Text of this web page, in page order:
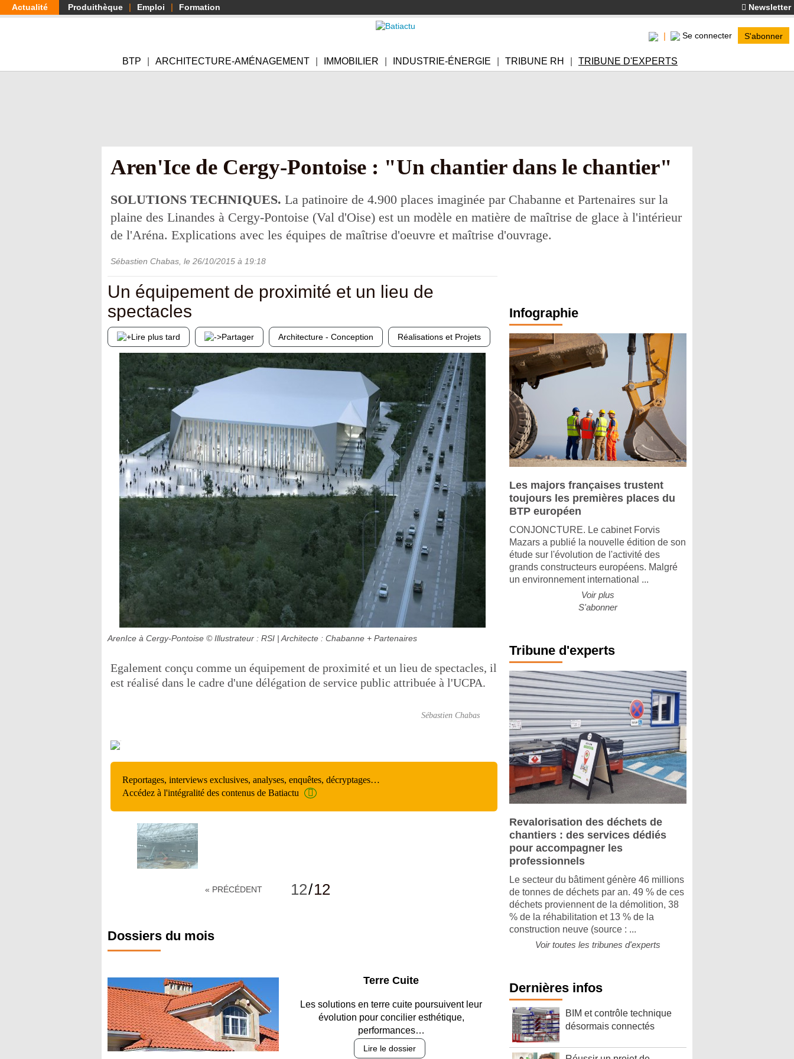
Aller
au
Actualité Produithèque Emploi Formation Newsletter
Se connecter S'abonner
BTP ARCHITECTURE-AMÉNAGEMENT IMMOBILIER INDUSTRIE-ÉNERGIE TRIBUNE RH TRIBUNE D'EXPERTS
Aren'Ice de Cergy-Pontoise : "Un chantier dans le chantier"
SOLUTIONS TECHNIQUES. La patinoire de 4.900 places imaginée par Chabanne et Partenaires sur la
plaine des Linandes à Cergy-Pontoise (Val d'Oise) est un modèle en matière de maîtrise de glace à l'intérieur
de l'Aréna. Explications avec les équipes de maîtrise d'oeuvre et maîtrise d'ouvrage.
Sébastien Chabas , le 26/10/2015 à 19:18
Un équipement de proximité et un lieu de
spectacles
Lire plus tard Partager Architecture - Conception Réalisations et Projets
ArenIce à Cergy-Pontoise © Illustrateur : RSI | Architecte : Chabanne + Partenaires
Egalement conçu comme un équipement de proximité et un lieu de spectacles, il
est réalisé dans le cadre d'une délégation de service public attribuée à l'UCPA.
Sébastien Chabas
Reportages, interviews exclusives, analyses, enquêtes, décryptages…
Accédez à l'intégralité des contenus de Batiactu
« PRÉCÉDENT 12/12
Dossiers du mois
Parking et garages
Entre circulation, sécurisation des accès, durabilité
des revêtements et intégration…
Lire le dossier
Infographie
Les majors françaises trustent
toujours les premières places du
BTP européen
CONJONCTURE. Le cabinet Forvis
Mazars a publié la nouvelle édition de son
étude sur l'évolution de l'activité des
grands constructeurs européens. Malgré
un environnement international ...
Voir plus
S'abonner
Tribune d'experts
Revalorisation des déchets de
chantiers : des services dédiés
pour accompagner les
professionnels
Le secteur du bâtiment génère 46 millions
de tonnes de déchets par an. 49 % de ces
déchets proviennent de la démolition, 38
% de la réhabilitation et 13 % de la
construction neuve (source : ...
Voir toutes les tribunes d'experts
Dernières infos
BIM et contrôle technique
désormais connectés